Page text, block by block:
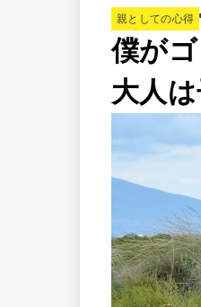
親としての心得
僕が
大人